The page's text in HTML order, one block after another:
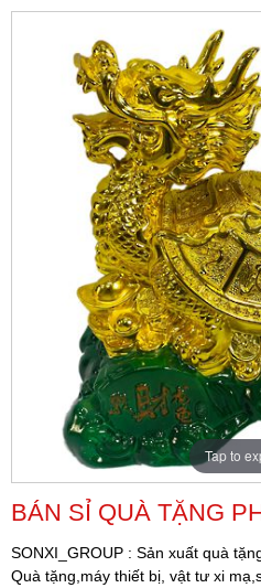
Tap to
BÁN SỈ QUÀ TẶNG
SONXI_GROUP : Sản xuất quà
Quà tặng,máy thiết bị, vật tư xi